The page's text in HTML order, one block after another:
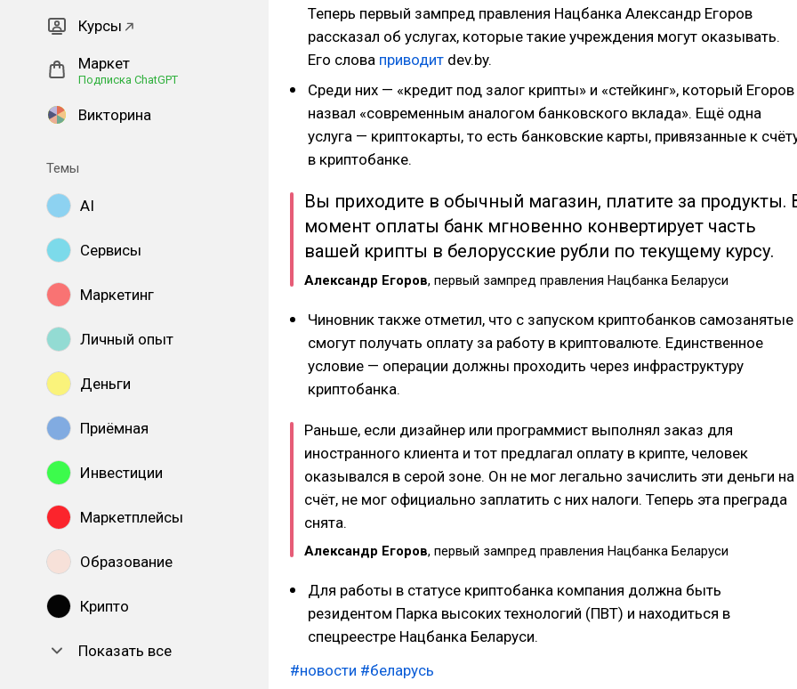
Курсы
Маркет
Подписка ChatGPT
Викторина
Темы
AI
Сервисы
Маркетинг
Личный опыт
Деньги
Приёмная
Инвестиции
Маркетплейсы
Образование
Крипто
Показать все
Теперь первый зампред правления Нацбанка Александр Егоров
рассказал об услугах, которые такие учреждения могут оказывать.
Его слова приводит dev.by.
Среди них — «кредит под залог крипты» и «стейкинг», который Егоров
назвал «современным аналогом банковского вклада». Ещё одна
услуга — криптокарты, то есть банковские карты, привязанные к
в криптобанке.
Вы приходите в обычный магазин, платите за продукты.
момент оплаты банк мгновенно конвертирует часть
вашей крипты в белорусские рубли по текущему курсу.
Александр Егоров, первый зампред правления Нацбанка Беларуси
Чиновник также отметил, что с запуском криптобанков самозанятые
смогут получать оплату за работу в криптовалюте. Единственное
условие — операции должны проходить через инфраструктуру
криптобанка.
Раньше, если дизайнер или программист выполнял заказ для
иностранного клиента и тот предлагал оплату в крипте, человек
оказывался в серой зоне. Он не мог легально зачислить эти деньги на
счёт, не мог официально заплатить с них налоги. Теперь эта преграда
снята.
Александр Егоров, первый зампред правления Нацбанка Беларуси
Для работы в статусе криптобанка компания должна быть
резидентом Парка высоких технологий (ПВТ) и находиться в
спецреестре Нацбанка Беларуси.
#новости #беларусь